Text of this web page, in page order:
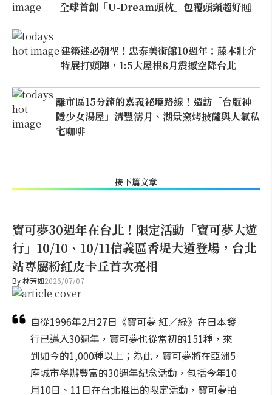
全球首創「U-Dream頭枕」包覆頭頸超好睡
建築迷必朝聖！忠泰美術館10週年：藤本壯介
特展打頭陣，1:5大屋根8月震撼空降台北
離市區15分鐘的嘉義祕境路線！造訪「台版神
隱少女湯屋」清豐濤月、湖景窯烤披薩與人氣私
宅咖啡
接下篇文章
寶可夢30週年在台北！限定活動「寶可夢大遊
行」10/10、10/11信義區香堤大道登場，台北
站專屬粉紅皮卡丘首次亮相
By林芳如2026/07/07
自從1996年2月27日《寶可夢 紅／綠》在日本發
行已邁入30週年，寶可夢也從當初的151種，來
到如今的1,000種以上；為此，寶可夢將在亞洲5
座城市舉辦豐富的30週年紀念活動，包括今年10
月10日、11日在台北推出的限定活動，寶可夢拍